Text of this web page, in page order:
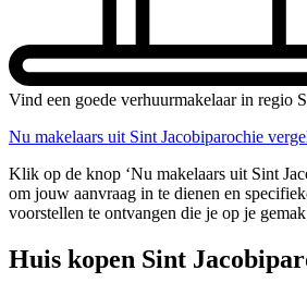
Vind een goede verhuurmakelaar in regio
Nu makelaars uit Sint Jacobiparochie
Klik op de knop ‘Nu makelaars uit Sint
om jouw aanvraag in te dienen en
voorstellen te ontvangen die je op je
Huis kopen Sint